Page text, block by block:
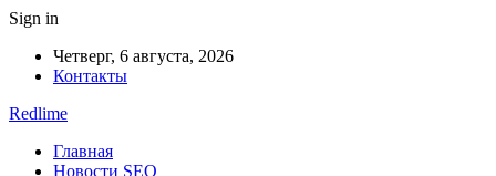
Sign in
Четверг, 6 августа, 2026
Контакты
Redlime
Главная
Новости SEO